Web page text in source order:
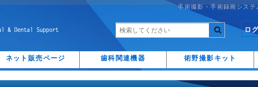
手術撮影・手術録画シス
ロ
ネット販売ページ 歯科関連機器 術野撮影キット